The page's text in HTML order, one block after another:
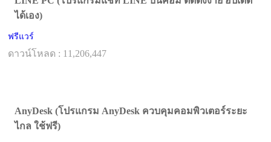
ได้เอง)
ฟรีแวร์
ดาวน์โหลด : 11,206,447
AnyDesk (โปรแกรม AnyDesk ควบคุมคอมพิวเตอร์ระยะ
ไกล ใช้ฟรี)